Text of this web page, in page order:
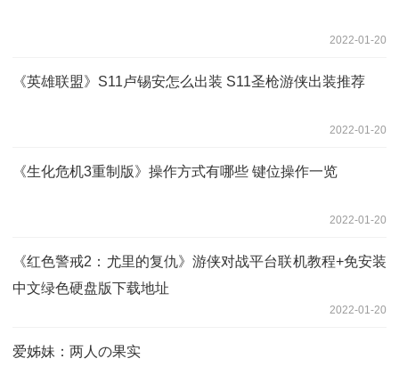
2022-01-20
《英雄联盟》S11卢锡安怎么出装 S11圣枪游侠出装推荐
2022-01-20
《生化危机3重制版》操作方式有哪些 键位操作一览
2022-01-20
《红色警戒2：尤里的复仇》游侠对战平台联机教程+免安装
中文绿色硬盘版下载地址
2022-01-20
爱姊妹：两人の果实